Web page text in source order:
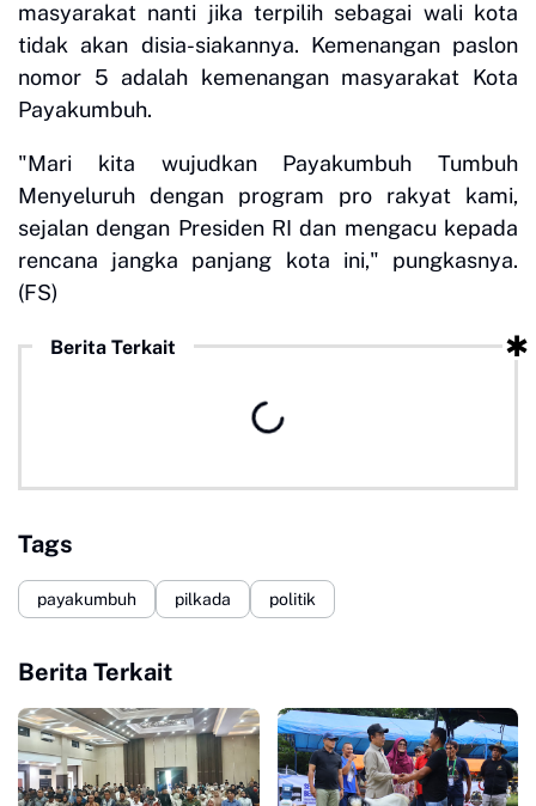
masyarakat nanti jika terpilih sebagai wali kota
tidak akan disia-siakannya. Kemenangan paslon
nomor 5 adalah kemenangan masyarakat Kota
Payakumbuh.
"Mari kita wujudkan Payakumbuh Tumbuh
Menyeluruh dengan program pro rakyat kami,
sejalan dengan Presiden RI dan mengacu kepada
rencana jangka panjang kota ini," pungkasnya.
(FS)
Berita Terkait
Tags
payakumbuh pilkada politik
Berita Terkait